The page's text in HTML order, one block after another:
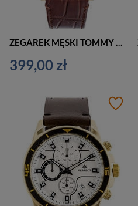
ZEGAREK MĘSKI TOMMY HILFIGER 1710380 DANIEL zf030b
399,00 zł